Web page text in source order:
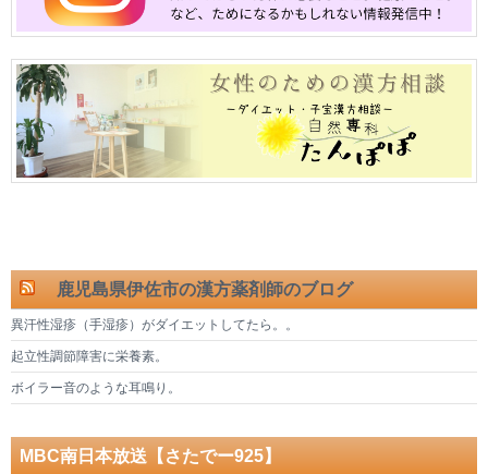
鹿児島県伊佐市の漢方薬剤師のブログ
異汗性湿疹（手湿疹）がダイエットしてたら。。
起立性調節障害に栄養素。
ボイラー音のような耳鳴り。
MBC南日本放送【さたでー925】